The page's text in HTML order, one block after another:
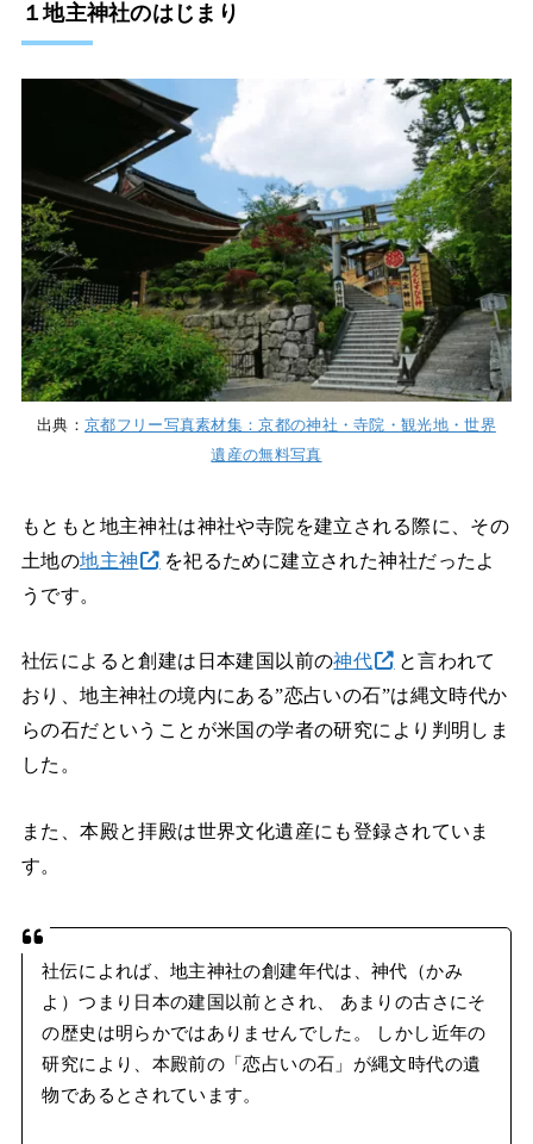
１地主神社のはじまり
出典：京都フリー写真素材集：京都の神社・寺院・観光地・世界
遺産の無料写真
もともと地主神社は神社や寺院を建立される際に、その
土地の地主神
を祀るために建立された神社だったよ
うです。
社伝によると創建は日本建国以前の神代
と言われて
おり、地主神社の境内にある”恋占いの石”は縄文時代か
らの石だということが米国の学者の研究により判明しま
した。
また、本殿と拝殿は世界文化遺産にも登録されていま
す。
社伝によれば、地主神社の創建年代は、神代（かみ
よ）つまり日本の建国以前とされ、 あまりの古さにそ
の歴史は明らかではありませんでした。 しかし近年の
研究により、本殿前の「恋占いの石」が縄文時代の遺
物であるとされています。